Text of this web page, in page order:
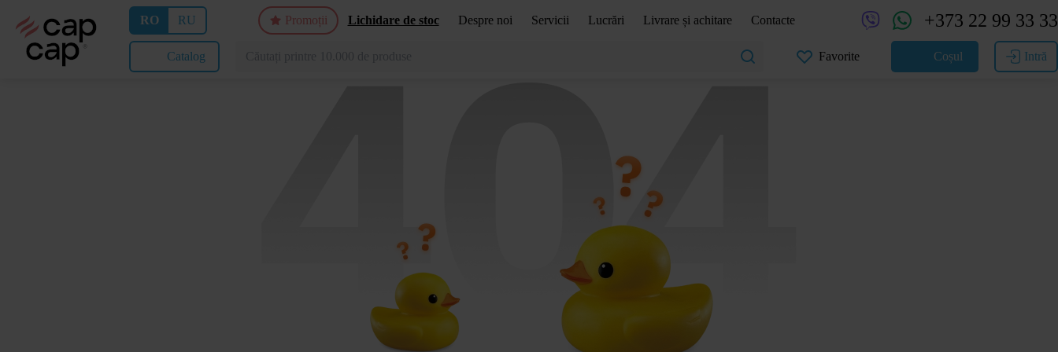
RO RU Promoții Lichidare de stoc Despre noi Servicii Lucrări Livrare și achitare Contacte +373 22 99 33 33
Catalog Favorite Coșul Intră